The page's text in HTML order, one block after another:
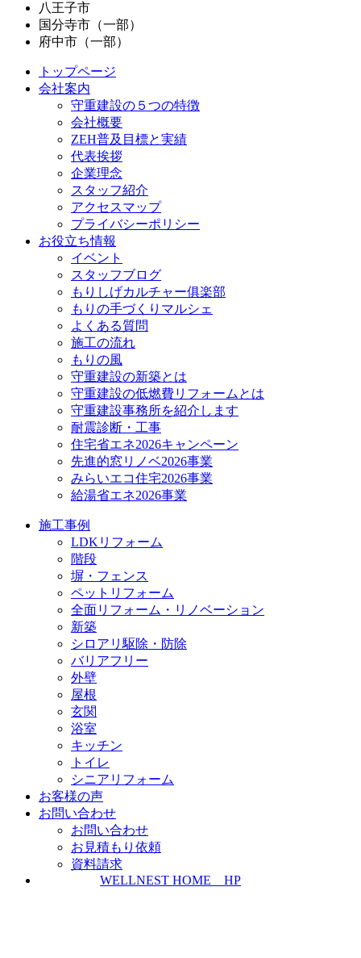
八王子市
国分寺市（一部）
府中市（一部）
トップページ
会社案内
守重建設の５つの特徴
会社概要
ZEH普及目標と実績
代表挨拶
企業理念
スタッフ紹介
アクセスマップ
プライバシーポリシー
お役立ち情報
イベント
スタッフブログ
もりしげカルチャー俱楽部
もりの手づくりマルシェ
よくある質問
施工の流れ
もりの風
守重建設の新築とは
守重建設の低燃費リフォームとは
守重建設事務所を紹介します
耐震診断・工事
住宅省エネ2026キャンペーン
先進的窓リノベ2026事業
みらいエコ住宅2026事業
給湯省エネ2026事業
施工事例
LDKリフォーム
階段
塀・フェンス
ペットリフォーム
全面リフォーム・リノベーション
新築
シロアリ駆除・防除
バリアフリー
外壁
屋根
玄関
浴室
キッチン
トイレ
シニアリフォーム
お客様の声
お問い合わせ
お問い合わせ
お見積もり依頼
資料請求
WELLNEST HOME HP